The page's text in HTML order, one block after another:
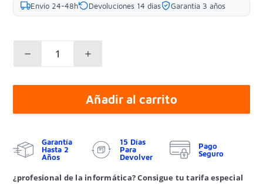
Envío 24-48h Devoluciones 14 días Garantía 3 años
Añadir al carrito
Garantía
Hasta 2
Años
15 Días
Para
Devolver
Pago
Seguro
¿profesional de la informática? Consigue tu tarifa especial